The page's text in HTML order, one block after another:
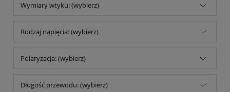
Wymiary wtyku: (wybierz)
Rodzaj napięcia: (wybierz)
Polaryzacja: (wybierz)
Długość przewodu: (wybierz)